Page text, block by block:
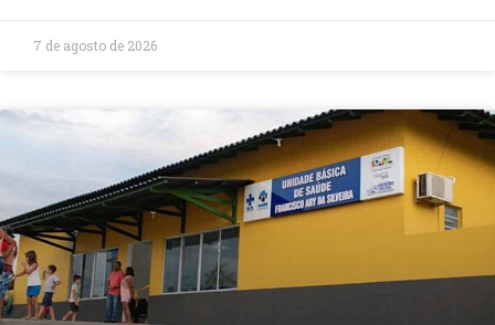
7 de agosto de 2026